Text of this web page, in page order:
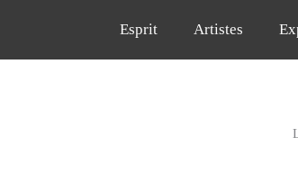
Esprit Artistes